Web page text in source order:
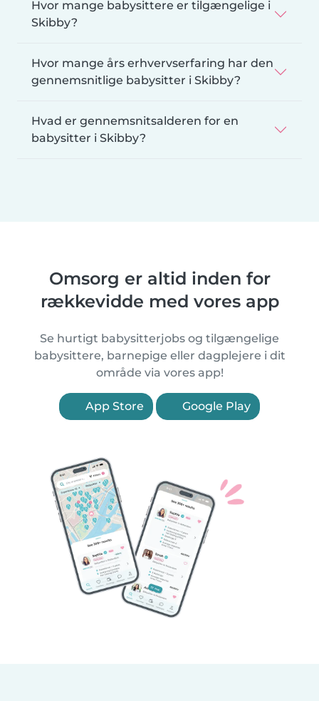
Hvor mange babysittere er tilgængelige i
Skibby?
Hvor mange års erhvervserfaring har den
gennemsnitlige babysitter i Skibby?
Hvad er gennemsnitsalderen for en
babysitter i Skibby?
Omsorg er altid inden for
rækkevidde med vores app
Se hurtigt babysitterjobs og tilgængelige
babysittere, barnepige eller dagplejere i dit
område via vores app!
App Store Google Play